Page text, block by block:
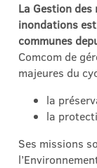
La Gestion
inondations
communes
Comcom de
majeures du
la
la
Ses missions